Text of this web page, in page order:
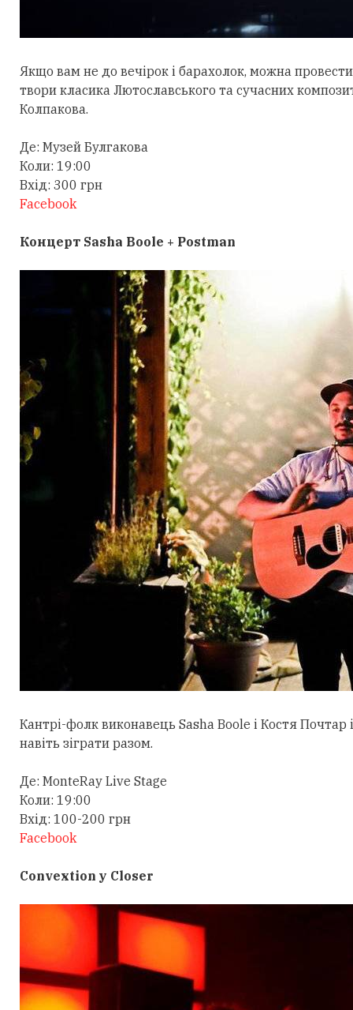
Якщо вам не до вечірок і барахолок, можна
твори класика Лютославського та сучасних
Колпакова.
Де: Музей Булгакова
Коли: 19:00
Вхід: 300 грн
Facebook
Концерт Sasha Boole + Postman
Кантрі-фолк виконавець Sasha Boole і Костя
навіть зіграти разом.
Де: MonteRay Live Stage
Коли: 19:00
Вхід: 100-200 грн
Facebook
Convextion у Closer